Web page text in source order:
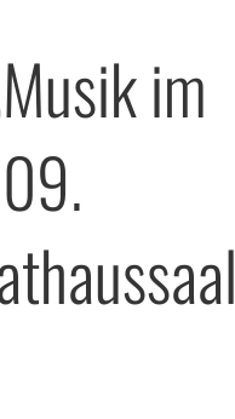
im